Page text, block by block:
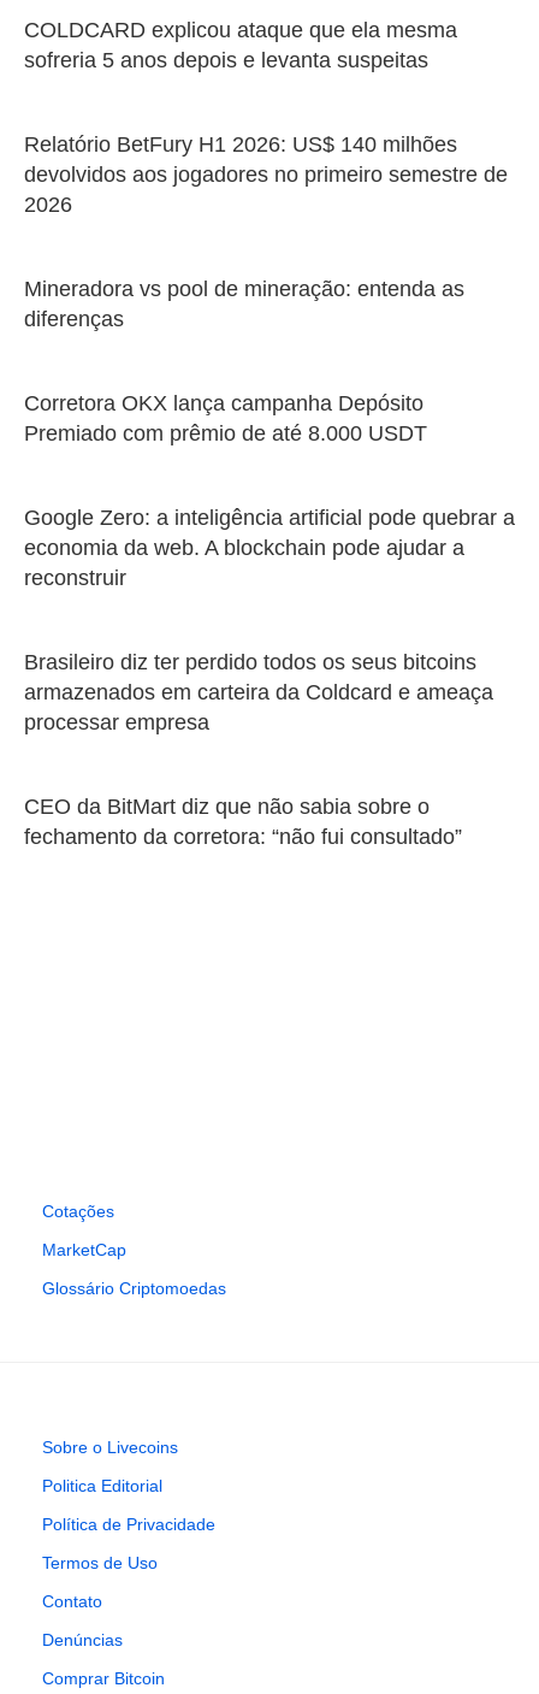
COLDCARD explicou ataque que ela mesma
sofreria 5 anos depois e levanta suspeitas
Relatório BetFury H1 2026: US$ 140 milhões
devolvidos aos jogadores no primeiro semestre de
2026
Mineradora vs pool de mineração: entenda as
diferenças
Corretora OKX lança campanha Depósito
Premiado com prêmio de até 8.000 USDT
Google Zero: a inteligência artificial pode quebrar a
economia da web. A blockchain pode ajudar a
reconstruir
Brasileiro diz ter perdido todos os seus bitcoins
armazenados em carteira da Coldcard e ameaça
processar empresa
CEO da BitMart diz que não sabia sobre o
fechamento da corretora: “não fui consultado”
Cotações
MarketCap
Glossário Criptomoedas
Sobre o Livecoins
Politica Editorial
Política de Privacidade
Termos de Uso
Contato
Denúncias
Comprar Bitcoin